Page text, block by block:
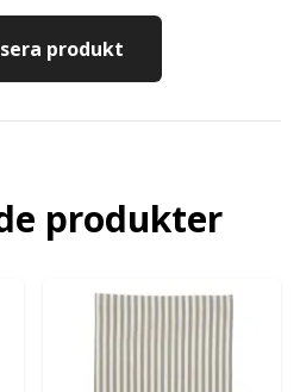
produkt
produkter